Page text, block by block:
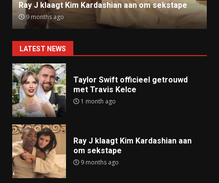
Ray J klaagt Kim Kardashian aan om sekstape
9 months ago
LATEST NEWS
Taylor Swift officieel getrouwd
met Travis Kelce
1 month ago
Ray J klaagt Kim Kardashian aan
om sekstape
9 months ago